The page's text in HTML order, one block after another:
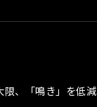
「鳴き」を低